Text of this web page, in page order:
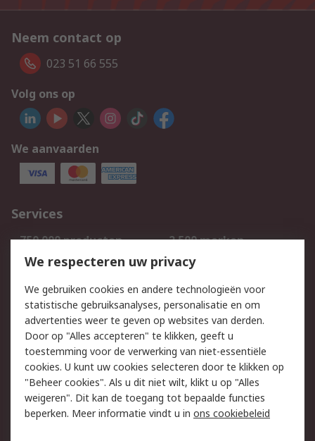
Neem contact op
023 51 66 555
Volg ons op
We aanvaarden
Services
750.000 producten
2.500 merken
Bestellen
Inkoopoplossingen
Track & Trace
Wettelijk
Cookiebeleid
Email veiligheid
Privacybeleid
Websitevoorwaarden
Algemene
verkoopvoorwaarden
We respecteren uw privacy
We gebruiken cookies en andere technologieën voor
statistische gebruiksanalyses, personalisatie en om
advertenties weer te geven op websites van derden.
Door op "Alles accepteren" te klikken, geeft u
toestemming voor de verwerking van niet-essentiële
cookies. U kunt uw cookies selecteren door te klikken op
"Beheer cookies". Als u dit niet wilt, klikt u op "Alles
weigeren". Dit kan de toegang tot bepaalde functies
beperken. Meer informatie vindt u in ons cookiebeleid